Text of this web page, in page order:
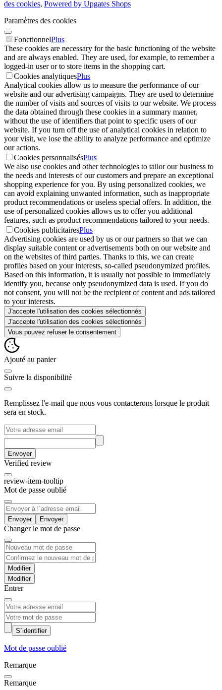
des cookies, Powered by Upgates Shops
Paramètres des cookies
FonctionnelPlus
These cookies are necessary for the basic functioning of the website
and are always enabled. They are used, for example, to remember a
logged-in user or to store items in the shopping cart.
Cookies analytiquesPlus
Analytical cookies allow us to measure the performance of our
website and our advertising campaigns. They are used to determine
the number of visits and sources of visits to our website. We process
the data obtained through these cookies in a summary manner,
without the use of identifiers that point to specific users of our
website. If you turn off the use of analytical cookies in relation to
your visit, we lose the ability to analyze performance and optimize
our actions.
Cookies personnalisésPlus
We also use cookies and other technologies to tailor our business to
the needs and interests of our customers and prepare an exceptional
shopping experience for you. By using personalized cookies, we
can avoid explaining unwanted information, such as inappropriate
product recommendations or useless special offers. In addition, the
use of personalized cookies allows us to offer you additional
features, such as product recommendations tailored to your needs.
Cookies publicitairesPlus
Advertising cookies are used by us or our partners so that we can
display suitable content or advertisements both on our website and
on the websites of third parties. Thanks to this, we can create
profiles based on your interests, so-called pseudonymized profiles.
Based on this information, it is usually not possible to immediately
identify you, because only pseudonymized data is used. If you do
not consent, you will not be the recipient of content and ads tailored
to your interests.
J'accepte l'utilisation des cookies sélectionnés
J'accepte l'utilisation des cookies sélectionnés
Vous pouvez refuser le consentement
Ajouté au panier
Suivre la disponibilité
Remplissez l'e-mail que nous vous contacterons lorsque le produit
sera en stock.
Envoyer
Verified review
review-item-tooltip
Mot de passe oublié
Envoyer
Changer le mot de passe
Modifier
Entrer
S´identifier
Mot de passe oublié
Remarque
Remarque